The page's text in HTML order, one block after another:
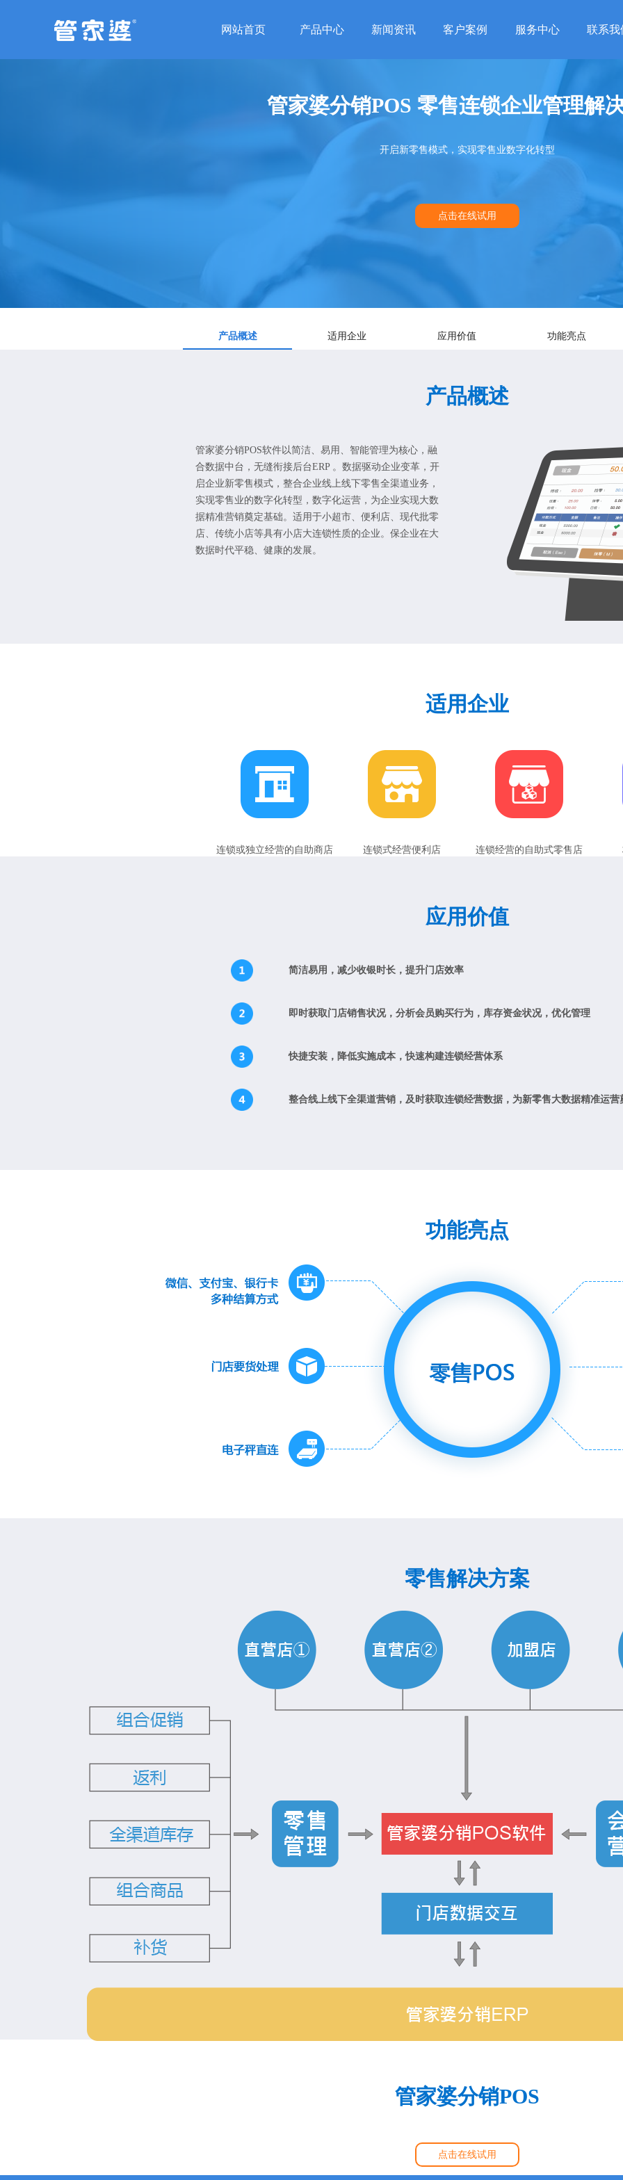
网站首页 产品中心 新闻资讯 客户案例 服务中心 联系我
管家婆分销POS 零售连锁企业管理解
开启新零售模式，实现零售业数字化转型
点击在线试用
产品概述 适用企业 应用价值 功能亮点
产品概述
管家婆分销POS软件以简洁、易用、智能管理为核心，融
合数据中台，无缝衔接后台ERP 。数据驱动企业变革，开
启企业新零售模式，整合企业线上线下零售全渠道业务，
实现零售业的数字化转型，数字化运营，为企业实现大数
据精准营销奠定基础。适用于小超市、便利店、现代批零
店、传统小店等具有小店大连锁性质的企业。保企业在大
数据时代平稳、健康的发展。
适用企业
连锁或独立经营的自助商店 连锁式经营便利店 连锁经营的自助式零售店
应用价值
简洁易用，减少收银时长，提升门店效率
即时获取门店销售状况，分析会员购买行为，库存资金状况，优化管理
快捷安装，降低实施成本，快速构建连锁经营体系
整合线上线下全渠道营销，及时获取连锁经营数据，为新零售大数据精准运营
功能亮点
零售解决方案
管家婆分销POS
点击在线试用